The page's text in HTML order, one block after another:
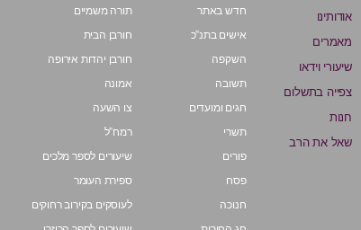
אודותינו
מאמרים
שיעורי וידאו
צפייה בתשלום
חנות
שאל את הרב
חדש באתר
אישים בתנ”כ
השקפה
תשובה
חגים ומועדים
תשרי
פורים
פסח
חנוכה
תורה משמיים
חורבן הבית
חורבן יהדות אירופה
אמונה
צו השעה
רמח”ל
שיעורים לספר מלכים
ספירת העומר
לעוסקים בקירוב רחוקים